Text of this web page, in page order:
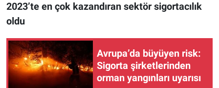
2023’te en çok kazandıran sektör sigortacılık
oldu
Avrupa’da büyüyen risk:
Sigorta şirketlerinden
orman yangınları uyarısı